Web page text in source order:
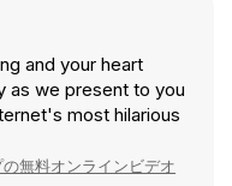
and your heart
as we present to you
most hilarious
無料オンラインビデオ